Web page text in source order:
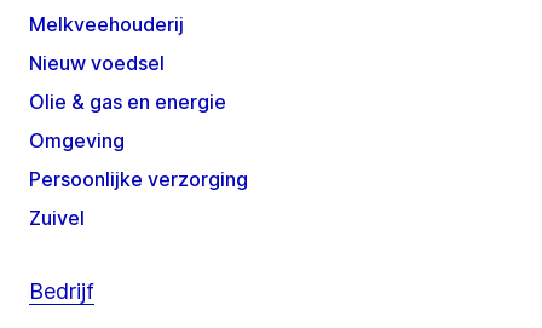
Melkveehouderij
Nieuw voedsel
Olie & gas en energie
Omgeving
Persoonlijke verzorging
Zuivel
Bedrijf